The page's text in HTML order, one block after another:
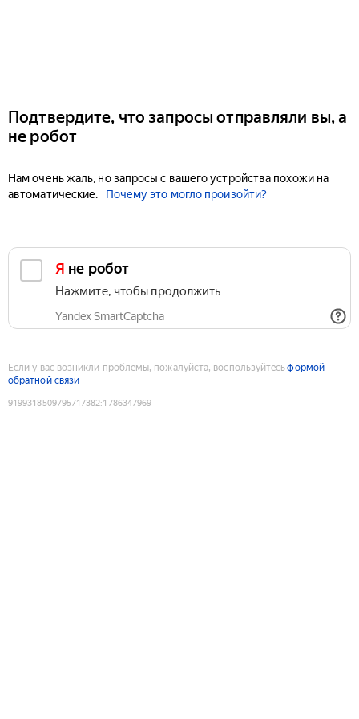
Подтвердите, что запросы отправляли вы, а
не робот
Нам очень жаль, но запросы с вашего устройства похожи на
автоматические.
Почему это могло произойти?
Я не робот
Нажмите, чтобы продолжить
Yandex SmartCaptcha
Если у вас возникли проблемы, пожалуйста, воспользуйтесьформой
обратной связи
9199318509795717382:1786347969